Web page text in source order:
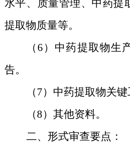
水平、质量管理、中药提
提取物质量等。
（6）中药提取物生
告。
（7）中药提取物关键
（8）其他资料。
二、形式审查要点：